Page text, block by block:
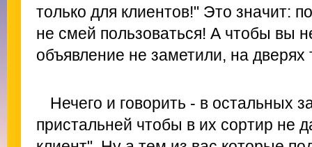
только для клиентов!" Это значит:
не смей пользоваться! А чтобы вы
объявление не заметили, на дверях
Нечего и говорить - в остальных
пристальней чтобы в их сортир не